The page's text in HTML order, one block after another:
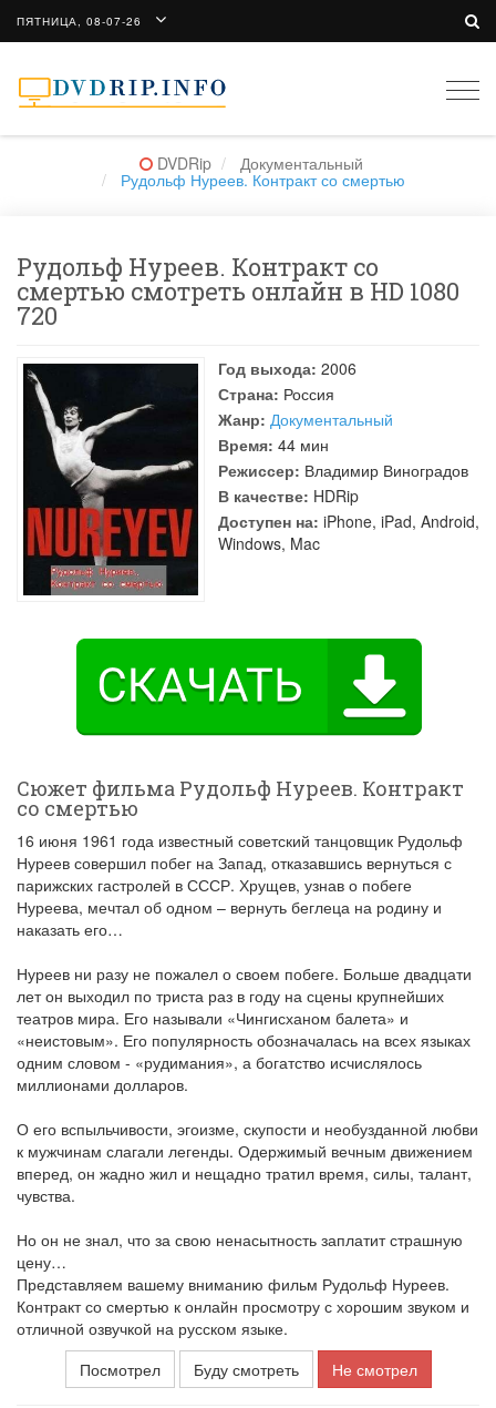
ПЯТНИЦА, 08-07-26
DVDRip Документальный
Рудольф Нуреев. Контракт со смертью
Рудольф Нуреев. Контракт со
смертью смотреть онлайн в HD 1080
720
Год выхода: 2006
Страна: Россия
Жанр: Документальный
Время: 44 мин
Режиссер: Владимир Виноградов
В качестве: HDRip
Доступен на: iPhone, iPad, Android,
Windows, Mac
Сюжет фильма Рудольф Нуреев. Контракт
со смертью
16 июня 1961 года известный советский танцовщик Рудольф
Нуреев совершил побег на Запад, отказавшись вернуться с
парижских гастролей в СССР. Хрущев, узнав о побеге
Нуреева, мечтал об одном – вернуть беглеца на родину и
наказать его…
Нуреев ни разу не пожалел о своем побеге. Больше двадцати
лет он выходил по триста раз в году на сцены крупнейших
театров мира. Его называли «Чингисханом балета» и
«неистовым». Его популярность обозначалась на всех языках
одним словом - «рудимания», а богатство исчислялось
миллионами долларов.
О его вспыльчивости, эгоизме, скупости и необузданной любви
к мужчинам слагали легенды. Одержимый вечным движением
вперед, он жадно жил и нещадно тратил время, силы, талант,
чувства.
Но он не знал, что за свою ненасытность заплатит страшную
цену…
Представляем вашему вниманию фильм Рудольф Нуреев.
Контракт со смертью к онлайн просмотру с хорошим звуком и
отличной озвучкой на русском языке.
Посмотрел
Буду смотреть Не смотрел